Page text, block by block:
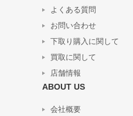
よくある質問
お問い合わせ
下取り購入に関して
買取に関して
店舗情報
ABOUT US
会社概要